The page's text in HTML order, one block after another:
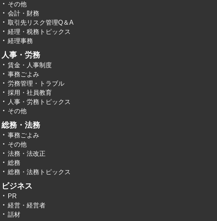
その他
会計・財務
取引先リスク管理Q＆A
経理・税務トピックス
経理事務
人事・労務
賃金・人事制度
事務ごよみ
労務管理・トラブル
採用・社員教育
人事・労務トピックス
その他
総務・法務
事務ごよみ
その他
法務・法改正
総務
総務・法務トピックス
ビジネス
PR
経営・経営者
話材